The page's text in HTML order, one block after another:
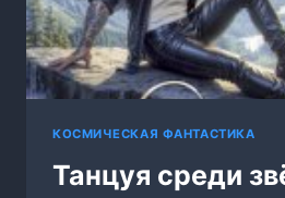
КОСМИЧЕСКАЯ ФАНТАСТИКА
Танцуя среди